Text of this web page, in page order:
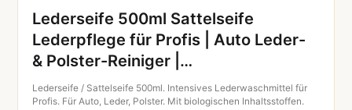
Lederseife 500ml Sattelseife
Lederpflege für Profis | Auto Leder-
& Polster-Reiniger |…
Lederseife / Sattelseife 500ml. Intensives Lederwaschmittel für
Profis. Für Auto, Leder, Polster. Mit biologischen Inhaltsstoffen.